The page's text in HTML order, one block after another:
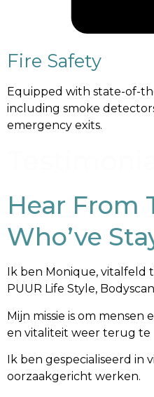
Fire Safety
Equipped with state-of-
including smoke
emergency exits.
Hear From
Who’ve
Ik ben Monique, vitalfeld
PUUR Life Style,
Mijn missie is om mensen
en vitaliteit weer terug
Ik ben gespecialiseerd in
oorzaakgericht werken.